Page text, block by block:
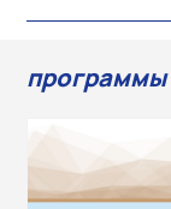
программы